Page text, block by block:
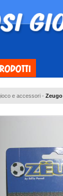
e accessori -